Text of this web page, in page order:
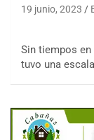
19 junio, 2023
Sin tiempos
tuvo una